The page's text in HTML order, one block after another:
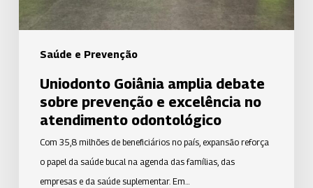
Saúde e Prevenção
atendimento
odontológico
Uniodonto Goiânia amplia debate
sobre prevenção e excelência no
atendimento odontológico
Com 35,8 milhões de beneficiários no país, expansão reforça
o papel da saúde bucal na agenda das famílias, das
empresas e da saúde suplementar. Em…